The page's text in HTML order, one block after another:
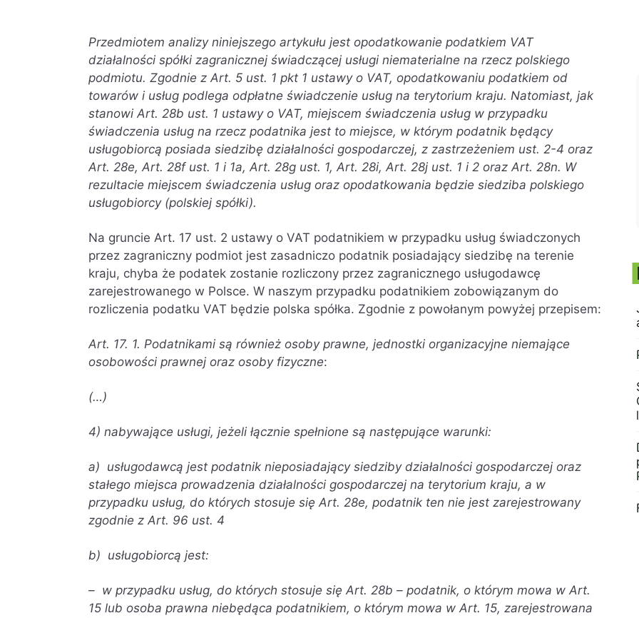
Przedmiotem analizy niniejszego artykułu jest opodatkowanie podatkiem VAT
działalności spółki zagranicznej świadczącej usługi niematerialne na rzecz polskiego
podmiotu. Zgodnie z Art. 5 ust. 1 pkt 1 ustawy o VAT, opodatkowaniu podatkiem od
towarów i usług podlega odpłatne świadczenie usług na terytorium kraju. Natomiast, jak
stanowi Art. 28b ust. 1 ustawy o VAT, miejscem świadczenia usług w przypadku
świadczenia usług na rzecz podatnika jest to miejsce, w którym podatnik będący
usługobiorcą posiada siedzibę działalności gospodarczej, z zastrzeżeniem ust. 2-4 oraz
Art. 28e, Art. 28f ust. 1 i 1a, Art. 28g ust. 1, Art. 28i, Art. 28j ust. 1 i 2 oraz Art. 28n. W
rezultacie miejscem świadczenia usług oraz opodatkowania będzie siedziba polskiego
usługobiorcy (polskiej spółki).
Na gruncie Art. 17 ust. 2 ustawy o VAT podatnikiem w przypadku usług świadczonych
przez zagraniczny podmiot jest zasadniczo podatnik posiadający siedzibę na terenie
kraju, chyba że podatek zostanie rozliczony przez zagranicznego usługodawcę
zarejestrowanego w Polsce. W naszym przypadku podatnikiem zobowiązanym do
rozliczenia podatku VAT będzie polska spółka. Zgodnie z powołanym powyżej przepisem:
Art. 17. 1. Podatnikami są również osoby prawne, jednostki organizacyjne niemające
osobowości prawnej oraz osoby fizyczne:
(…)
4) nabywające usługi, jeżeli łącznie spełnione są następujące warunki:
a) usługodawcą jest podatnik nieposiadający siedziby działalności gospodarczej oraz
stałego miejsca prowadzenia działalności gospodarczej na terytorium kraju, a w
przypadku usług, do których stosuje się Art. 28e, podatnik ten nie jest zarejestrowany
zgodnie z Art. 96 ust. 4
b) usługobiorcą jest:
– w przypadku usług, do których stosuje się Art. 28b – podatnik, o którym mowa w Art.
15 lub osoba prawna niebędąca podatnikiem, o którym mowa w Art. 15, zarejestrowana